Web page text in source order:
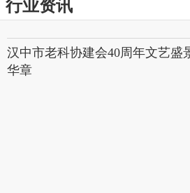
行业资讯
汉中市老科协建会40周年文艺盛
华章